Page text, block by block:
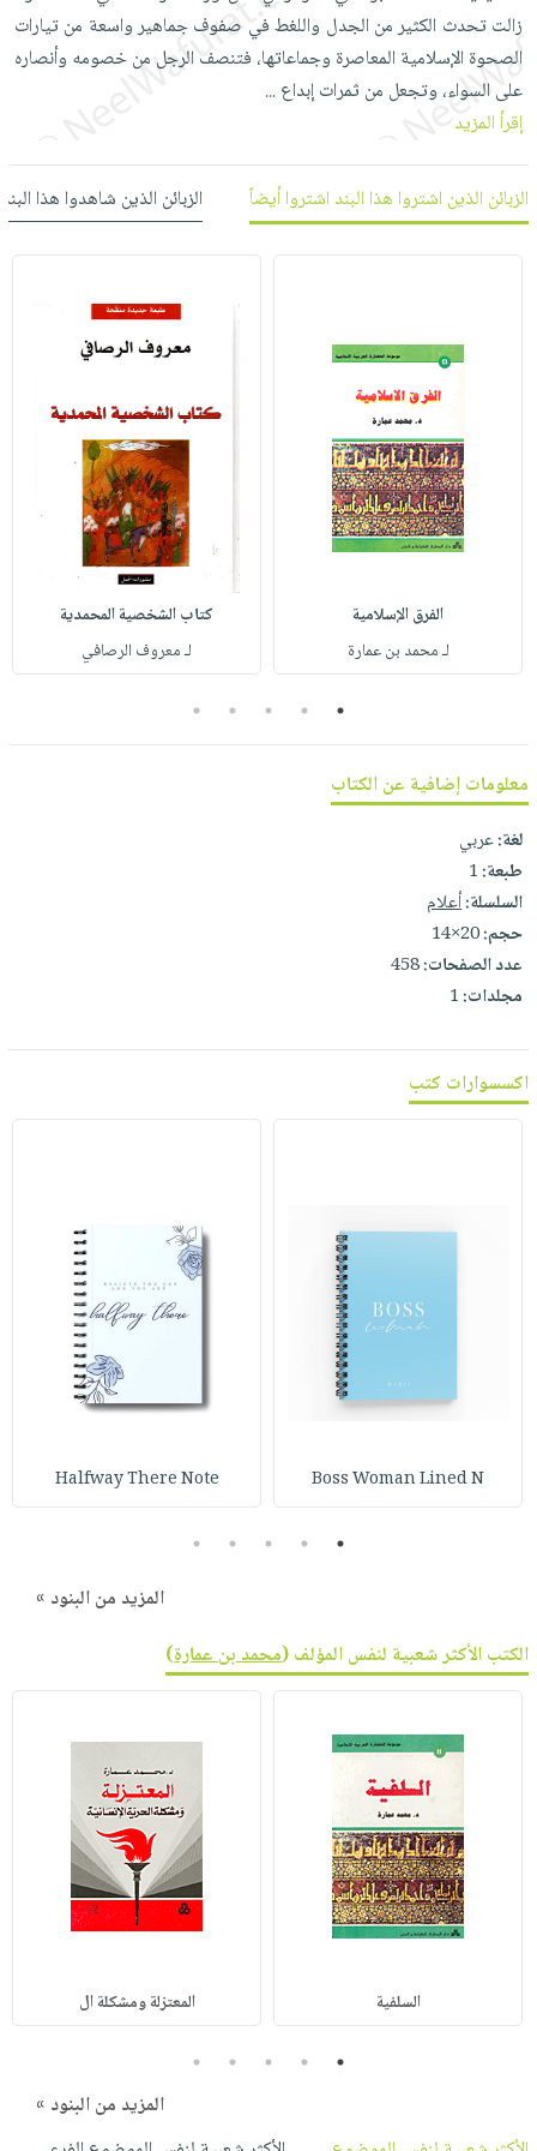
العناية
بالأسنان
الحمية
والتغذية
أدوات
المائدة
الأوعية
والتخزين
أدوات
المطبخ
الأكثر
مبيعاً
العودة
للمدارس
كتب
اكسسوارات
منزلية
مطرزات
حقائب
حلي
عناية
بالذات
صابون
مناسبات
شحن
مجاني
بنود
مختارة
اشتراكات
كل
الاشتراكات
صندوق
بحث
متقدم
الشركة
سياسة
الشركة
فيديوهات
انشر
كتابك
تواصل
معنا
الأمنيات
زالت تحدث الكثير من الجدل واللغط في صفوف جماهير واسعة من تيارات
الصحوة الإسلامية المعاصرة وجماعاتها، فتنصف الرجل من خصومه وأنصاره
على السواء، وتجعل من ثمرات إبداع...
إقرأ المزيد
الزبائن الذين اشتروا هذا البند اشتروا أيضاً الزبائن الذين شاهدوا هذا
الفرق الإسلامية
لـ محمد بن عمارة
كتاب الشخصية المحمدية
لـ معروف الرصافي
1
2
3
4
5
معلومات إضافية عن الكتاب
لغة:عربي
طبعة:1
السلسلة:أعلام
حجم:20×14
عدد الصفحات:458
مجلدات:1
اكسسوارات كتب
Boss Woman Lined N
Halfway There Note
1
2
3
4
5
المزيد من البنود »
الكتب الأكثر شعبية لنفس المؤلف (محمد بن عمارة)
السلفية المعتزلة ومشكلة ال
1
2
3
4
5
المزيد من البنود »